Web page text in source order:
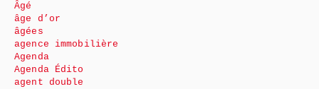
Âgé
âge d’or
âgées
agence immobilière
Agenda
Agenda Édito
agent double